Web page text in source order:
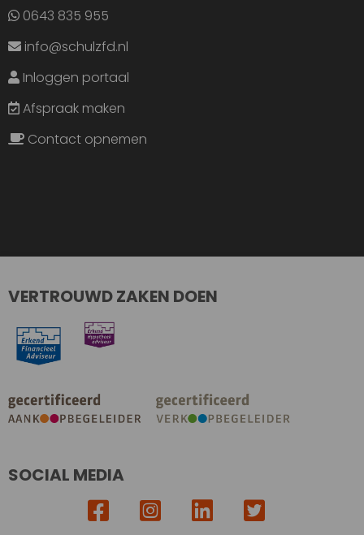
0643 835 955
info@schulzfd.nl
Inloggen portaal
Afspraak maken
Contact opnemen
VERTROUWD ZAKEN DOEN
SOCIAL MEDIA